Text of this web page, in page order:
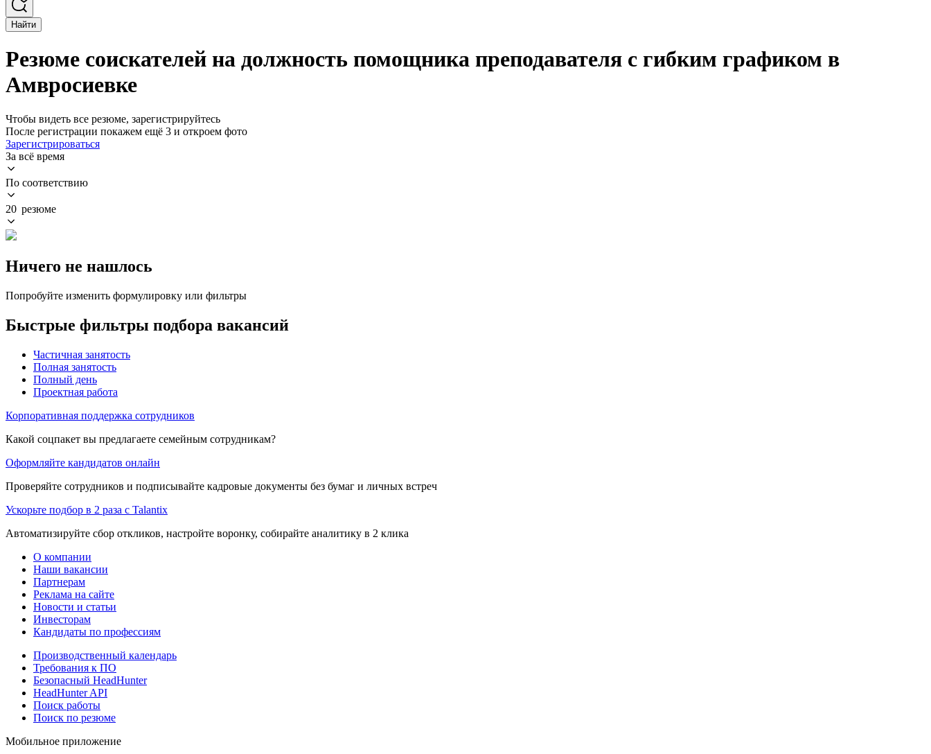
Найти
Резюме соискателей на должность помощника преподавателя с гибким графиком в
Амвросиевке
Чтобы видеть все резюме, зарегистрируйтесь
После регистрации покажем ещё 3 и откроем фото
Зарегистрироваться
За всё время
По соответствию
20 резюме
Ничего не нашлось
Попробуйте изменить формулировку или фильтры
Быстрые фильтры подбора вакансий
Частичная занятость
Полная занятость
Полный день
Проектная работа
Корпоративная поддержка сотрудников
Какой соцпакет вы предлагаете семейным сотрудникам?
Оформляйте кандидатов онлайн
Проверяйте сотрудников и подписывайте кадровые документы без бумаг и личных встреч
Ускорьте подбор в 2 раза с Talantix
Автоматизируйте сбор откликов, настройте воронку, собирайте аналитику в 2 клика
О компании
Наши вакансии
Партнерам
Реклама на сайте
Новости и статьи
Инвесторам
Кандидаты по профессиям
Производственный календарь
Требования к ПО
Безопасный HeadHunter
HeadHunter API
Поиск работы
Поиск по резюме
Мобильное приложение